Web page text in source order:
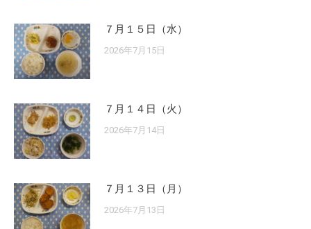
７月１５日（水）
2026年7月15日
７月１４日（火）
2026年7月14日
７月１３日（月）
2026年7月13日